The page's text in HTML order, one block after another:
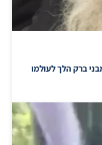
ברק הלך לעולמו